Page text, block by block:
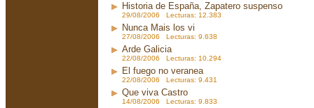
Historia de España, Zapatero suspenso
29/08/2006 Lecturas: 12.383
Nunca Mais los vi
27/08/2006 Lecturas: 9.638
Arde Galicia
22/08/2006 Lecturas: 10.294
El fuego no veranea
22/08/2006 Lecturas: 9.431
Que viva Castro
14/08/2006 Lecturas: 9.833